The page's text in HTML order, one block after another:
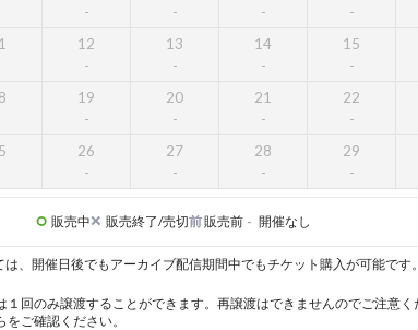
12 13 14 15
19 20 21 22
26 27 28 29
販売中 販売終了/売切前販売前 - 開催なし
、開催日後でもアーカイブ配信期間中でもチケット購入が可能です
１回のみ譲渡することができます。再譲渡はできませんのでご注意く
をご確認ください。